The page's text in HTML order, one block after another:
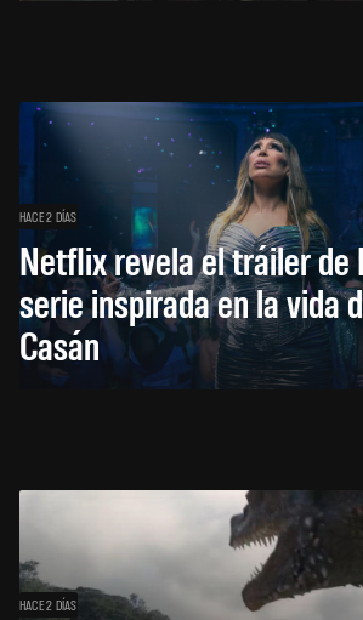
HACE 2 DÍAS
Netflix revela el tráiler de
serie inspirada en la vida
Casán
HACE 2 DÍAS